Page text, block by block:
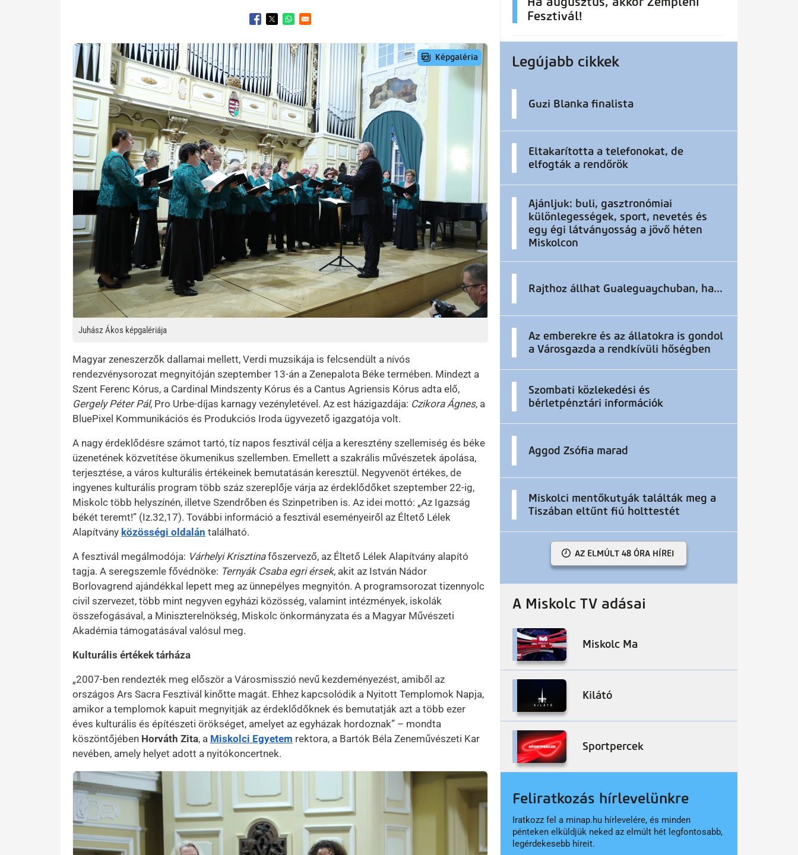
Opens in a new window
Opens in a new window
Opens in a new window
Preview Image
Juhász Ákos képgalériája
Magyar zeneszerzők dallamai mellett, Verdi muzsikája is felcsendült a nívós
rendezvénysorozat megnyitóján szeptember 13-án a Zenepalota Béke termében. Mindezt a
Szent Ferenc Kórus, a Cardinal Mindszenty Kórus és a Cantus Agriensis Kórus adta elő,
Gergely Péter Pál, Pro Urbe-díjas karnagy vezényletével. Az est házigazdája: Czikora Ágnes, a
BluePixel Kommunikációs és Produkciós Iroda ügyvezető igazgatója volt.
A nagy érdeklődésre számot tartó, tíz napos fesztivál célja a keresztény szellemiség és béke
üzenetének közvetítése ökumenikus szellemben. Emellett a szakrális művészetek ápolása,
terjesztése, a város kulturális értékeinek bemutatásán keresztül. Negyvenöt értékes, de
ingyenes kulturális program több száz szereplője várja az érdeklődőket szeptember 22-ig,
Miskolc több helyszínén, illetve Szendrőben és Szinpetriben is. Az idei mottó: „Az Igazság
békét teremt!” (Iz.32,17). További információ a fesztivál eseményeiről az Éltető Lélek
Alapítvány közösségi oldalán található.
A fesztivál megálmodója: Várhelyi Krisztinafőszervező, az Éltető Lélek Alapítvány alapító
tagja. A seregszemle fővédnöke: Ternyák Csaba egri érsek, akit az István Nádor
Borlovagrend ajándékkal lepett meg az ünnepélyes megnyitón. A programsorozat tizennyolc
civil szervezet, több mint negyven egyházi közösség, valamint intézmények, iskolák
összefogásával, a Miniszterelnökség, Miskolc önkormányzata és a Magyar Művészeti
Akadémia támogatásával valósul meg.
Kulturális értékek tárháza
„2007-ben rendezték meg először a Városmisszió nevű kezdeményezést, amiből az
országos Ars Sacra Fesztivál kinőtte magát. Ehhez kapcsolódik a Nyitott Templomok Napja,
amikor a templomok kapuit megnyitják az érdeklődőknek és bemutatják azt a több ezer
éves kulturális és építészeti örökséget, amelyet az egyházak hordoznak” – mondta
köszöntőjében Horváth Zita, a Miskolci Egyetem rektora, a Bartók Béla Zeneművészeti Kar
nevében, amely helyet adott a nyitókoncertnek.
Kép
Fesztivál!
Legújabb cikkek
Guzi Blanka finalista
Eltakarította a telefonokat, de
elfogták a rendőrök
Ajánljuk: buli, gasztronómiai
különlegességek, sport, nevetés és
egy égi látványosság a jövő héten
Miskolcon
Rajthoz állhat Gualeguaychuban, ha...
Az emberekre és az állatokra is gondol
a Városgazda a rendkívüli hőségben
Szombati közlekedési és
bérletpénztári információk
Aggod Zsófia marad
Miskolci mentőkutyák találták meg a
Tiszában eltűnt fiú holttestét
AZ ELMÚLT 48 ÓRA HÍREI
A Miskolc TV adásai
Miskolc Ma
Kilátó
Sportpercek
Feliratkozás hírlevelünkre
Iratkozz fel a minap.hu hírlevelére, és minden
pénteken elküldjük neked az elmúlt hét legfontosabb,
legérdekesebb híreit.